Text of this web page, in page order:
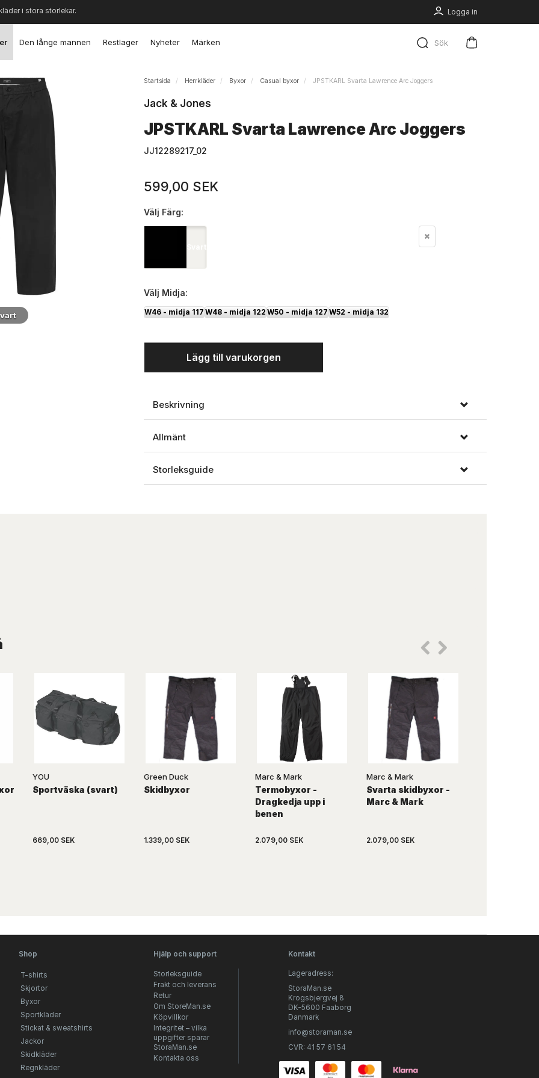
Logga in
i stora storlekar.
Sök
Den långe mannen Restlager Nyheter Märken
Modellfoto
Startsida Herrkläder Byxor Casual byxor JPSTKARL Svarta Lawrence Arc Joggers
Jack & Jones
JPSTKARL Svarta Lawrence Arc Joggers
JJ12289217_02
599,00 SEK
Välj Färg:
Svart
Välj Midja:
W46 - midja 117 W48 - midja 122 W50 - midja 127 W52 - midja 132
Lägg till varukorgen
Beskrivning
Allmänt
Storleksguide
YOU
Sportväska (svart)
669,00 SEK
Green Duck
Skidbyxor
1.339,00 SEK
Marc & Mark
Termobyxor -
Dragkedja upp i
benen
2.079,00 SEK
Marc & Mark
Svarta skidbyxor -
Marc & Mark
2.079,00 SEK
Shop
T-shirts
Skjortor
Byxor
Sportkläder
Stickat & sweatshirts
Jackor
Skidkläder
Regnkläder
Hjälp och support
Storleksguide
Frakt och leverans
Retur
Om StoreMan.se
Köpvillkor
Integritet – vilka
uppgifter sparar
StoraMan.se
Kontakta oss
Kontakt
Lageradress:
StoraMan.se
Krogsbjergvej 8
DK-5600 Faaborg
Danmark
info@storaman.se
CVR: 41 57 61 54